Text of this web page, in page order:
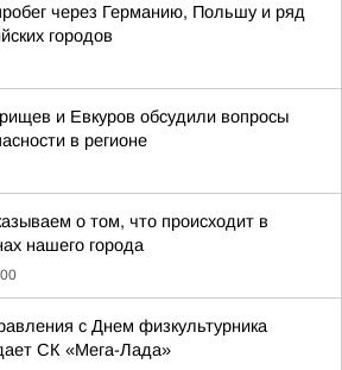
через Германию, Польшу и ряд
городов
и Евкуров обсудили вопросы
в регионе
о том, что происходит в
нашего города
с Днем физкультурника
СК «Мега-Лада»